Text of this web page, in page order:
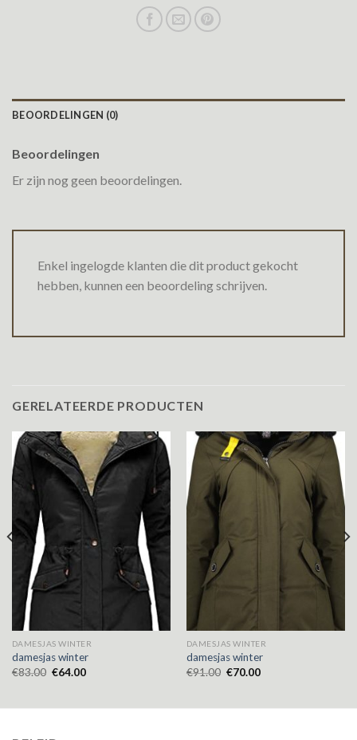
BEOORDELINGEN (0)
Beoordelingen
Er zijn nog geen beoordelingen.
Enkel ingelogde klanten die dit product gekocht
hebben, kunnen een beoordeling schrijven.
GERELATEERDE PRODUCTEN
DAMESJAS WINTER
damesjas winter
€83.00 €64.00
DAMESJAS WINTER
damesjas winter
€91.00 €70.00